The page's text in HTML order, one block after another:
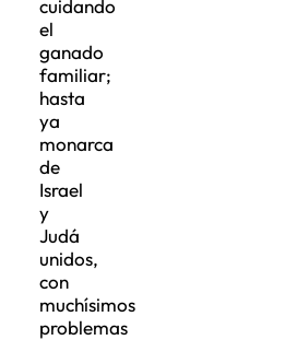
cuidando
el
ganado
familiar;
hasta
ya
monarca
de
Israel
y
Judá
unidos,
con
muchísimos
problemas